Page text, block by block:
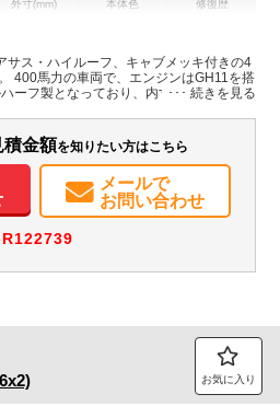
外寸(mm)
H:3,790
本体色 修復歴
装備情報
400馬力の車両で、エンジンはGH11を搭
ーフ製となっており、内寸L=9.64m
クカメラもついているので、 後付けの必
せ下さい。
積金額を知りたい方はこちら
メールで
お問い合わせ
お気に入り